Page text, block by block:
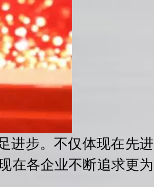
进步。不仅体现在先进
在各企业不断追求更为